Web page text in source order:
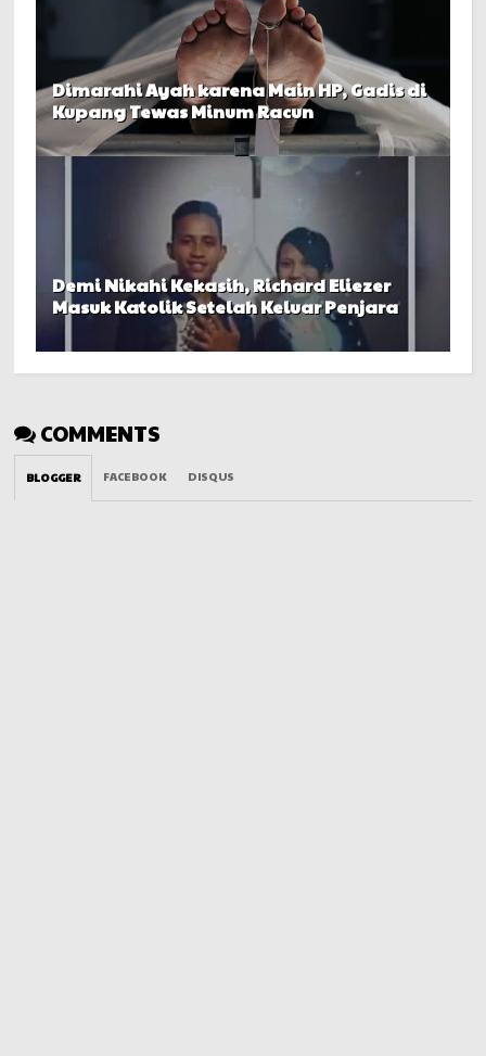
Dimarahi Ayah karena Main HP, Gadis di
Kupang Tewas Minum Racun
Demi Nikahi Kekasih, Richard Eliezer
Masuk Katolik Setelah Keluar Penjara
COMMENTS
BLOGGER FACEBOOK DISQUS